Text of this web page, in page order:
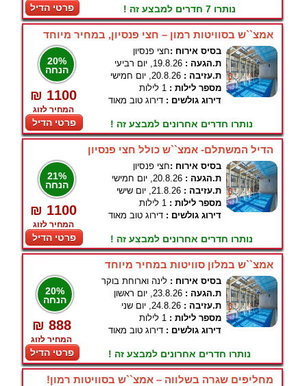
פרטי הדיל נותרו 7 חדרים למבצע זה !
אמצ``ש בסוויטות רמון – חצי פנסיון, במחיר מיוחד
20%
הנחה
₪ 1100
המחיר לזוג
פרטי הדיל
בסיס אירוח :חצי פנסיון
ת.הגעה : 19.8.26, יום רביעי
ת.עזיבה : 20.8.26, יום חמישי
מספר לילות : 1 לילות
דירוג גולשים : דירוג טוב מאוד
נותרו חדרים אחרונים למבצע זה !
הדיל המשתלם- אמצ``ש כולל חצי פנסיון
21%
הנחה
₪ 1100
המחיר לזוג
פרטי הדיל
בסיס אירוח :חצי פנסיון
ת.הגעה : 20.8.26, יום חמישי
ת.עזיבה : 21.8.26, יום שישי
מספר לילות : 1 לילות
דירוג גולשים : דירוג טוב מאוד
נותרו חדרים אחרונים למבצע זה !
אמצ``ש במלון סוויטות במחיר מיוחד
20%
הנחה
₪ 888
המחיר לזוג
פרטי הדיל
בסיס אירוח : לינה וארוחת בוקר
ת.הגעה : 23.8.26, יום ראשון
ת.עזיבה : 24.8.26, יום שני
מספר לילות : 1 לילות
דירוג גולשים : דירוג טוב מאוד
נותרו חדרים אחרונים למבצע זה !
מחליפים שגרה בשלווה – אמצ``ש בסוויטות רמון!